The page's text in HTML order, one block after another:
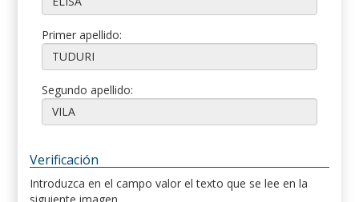
Primer apellido:
Segundo apellido:
Verificación
Introduzca en el campo valor el texto que se lee en la